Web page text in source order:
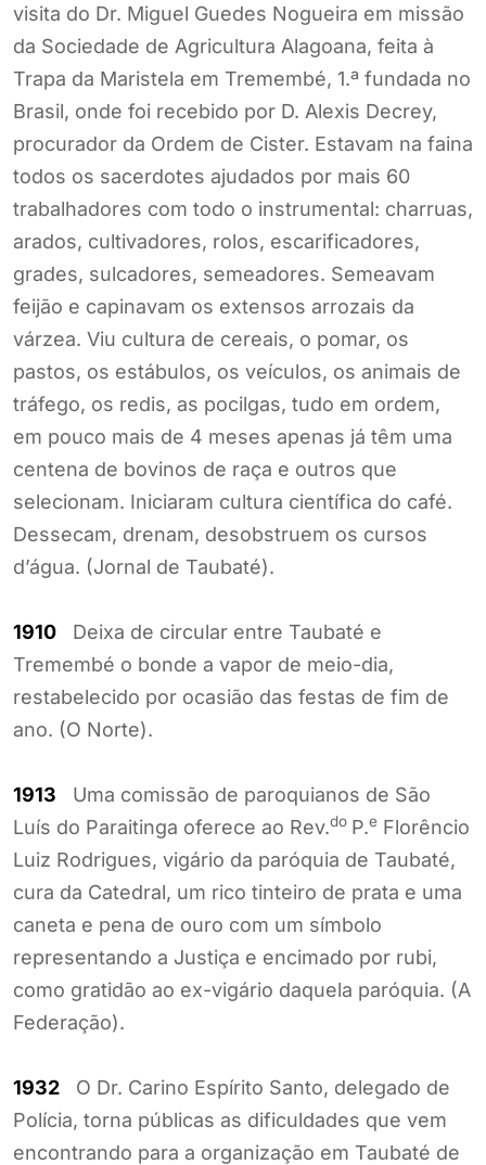
visita do Dr. Miguel Guedes Nogueira em missão
da Sociedade de Agricultura Alagoana, feita à
Trapa da Maristela em Tremembé, 1.ª fundada no
Brasil, onde foi recebido por D. Alexis Decrey,
procurador da Ordem de Cister. Estavam na faina
todos os sacerdotes ajudados por mais 60
trabalhadores com todo o instrumental: charruas,
arados, cultivadores, rolos, escarificadores,
grades, sulcadores, semeadores. Semeavam
feijão e capinavam os extensos arrozais da
várzea. Viu cultura de cereais, o pomar, os
pastos, os estábulos, os veículos, os animais de
tráfego, os redis, as pocilgas, tudo em ordem,
em pouco mais de 4 meses apenas já têm uma
centena de bovinos de raça e outros que
selecionam. Iniciaram cultura científica do café.
Dessecam, drenam, desobstruem os cursos
d’água. (Jornal de Taubaté).
1910 Deixa de circular entre Taubaté e
Tremembé o bonde a vapor de meio-dia,
restabelecido por ocasião das festas de fim de
ano. (O Norte).
1913 Uma comissão de paroquianos de São
Luís do Paraitinga oferece ao Rev.do P.e Florêncio
Luiz Rodrigues, vigário da paróquia de Taubaté,
cura da Catedral, um rico tinteiro de prata e uma
caneta e pena de ouro com um símbolo
representando a Justiça e encimado por rubi,
como gratidão ao ex-vigário daquela paróquia. (A
Federação).
1932 O Dr. Carino Espírito Santo, delegado de
Polícia, torna públicas as dificuldades que vem
encontrando para a organização em Taubaté de